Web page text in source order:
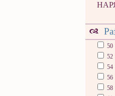
50
52
54
56
58